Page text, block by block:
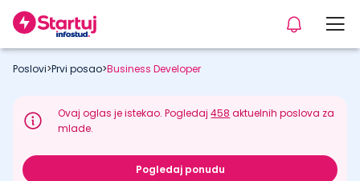
Poslovi>Prvi posao>Business Developer
Ovaj oglas je istekao. Pogledaj458 aktuelnih poslova za
mlade.
Pogledaj ponudu